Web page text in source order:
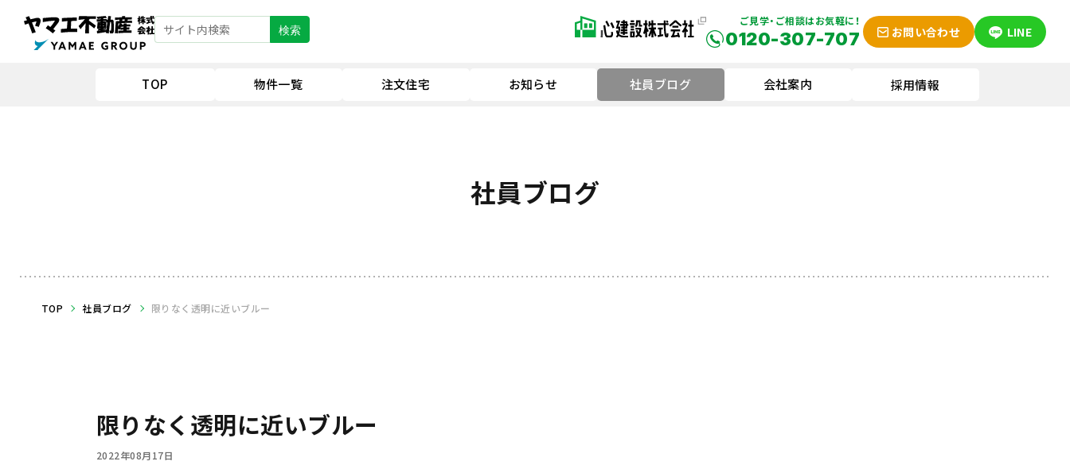
検索
ご見学・ご相談はお気軽に！
0120-307-707 お問い合わせ LINE
TOP 物件一覧 注文住宅 お知らせ 社員ブログ 会社案内 採用情報
社員ブログ
TOP 社員ブログ 限りなく透明に近いブルー
限りなく透明に近いブルー
2022年08月17日